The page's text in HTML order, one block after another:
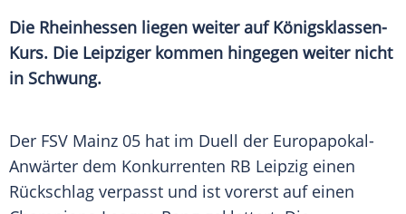
Die Rheinhessen liegen weiter auf Königsklassen-
Kurs. Die Leipziger kommen hingegen weiter nicht
in Schwung.
Der FSV Mainz 05 hat im Duell der Europapokal-
Anwärter dem Konkurrenten RB Leipzig einen
Rückschlag verpasst und ist vorerst auf einen